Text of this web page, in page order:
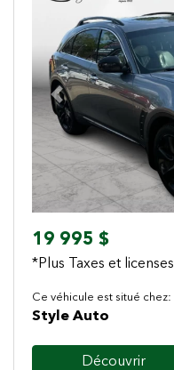
Previous
19 995 $
*Plus Taxes et licenses
Ce véhicule est situé chez:
Style Auto
Découvrir